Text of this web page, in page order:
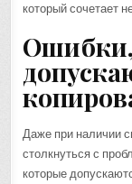
который сочетает
Даже при наличии
столкнуться с
которые